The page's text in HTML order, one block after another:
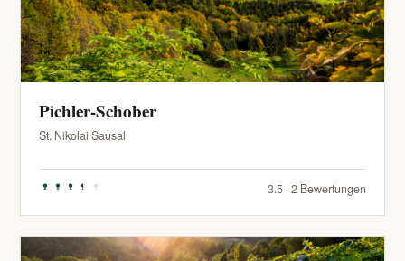
Pichler-Schober
St. Nikolai Sausal
3.5 · 2 Bewertungen